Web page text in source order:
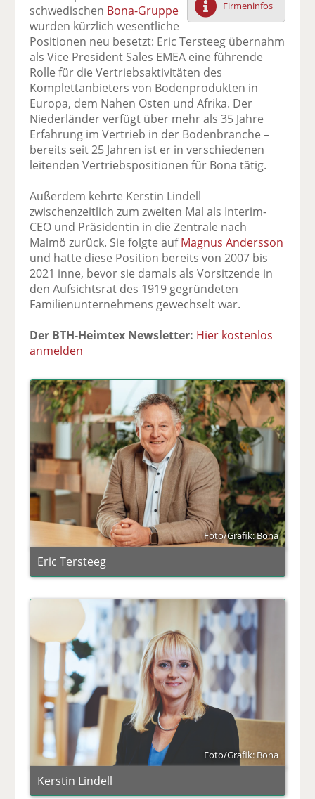
F
ac
e
b
o
o
k
te
il
e
n
tt
er
n
Li
n
k
e
n
te
il
e
n
E
m
ai
l
er
n
d
e
n
ck
e
n
Firmeninfos
schwedischen Bona-Gruppe
wurden kürzlich wesentliche
Positionen neu besetzt: Eric Tersteeg übernahm
als Vice President Sales EMEA eine führende
Rolle für die Vertriebsaktivitäten des
Komplettanbieters von Bodenprodukten in
Europa, dem Nahen Osten und Afrika. Der
Niederländer verfügt über mehr als 35 Jahre
Erfahrung im Vertrieb in der Bodenbranche –
bereits seit 25 Jahren ist er in verschiedenen
leitenden Vertriebspositionen für Bona tätig.
Außerdem kehrte Kerstin Lindell
zwischenzeitlich zum zweiten Mal als Interim-
CEO und Präsidentin in die Zentrale nach
Malmö zurück. Sie folgte aufMagnus Andersson
und hatte diese Position bereits von 2007 bis
2021 inne, bevor sie damals als Vorsitzende in
den Aufsichtsrat des 1919 gegründeten
Familienunternehmens gewechselt war.
Der BTH-Heimtex Newsletter: Hier kostenlos
anmelden
Foto/Grafik: Bona
Eric Tersteeg
Foto/Grafik: Bona
Kerstin Lindell